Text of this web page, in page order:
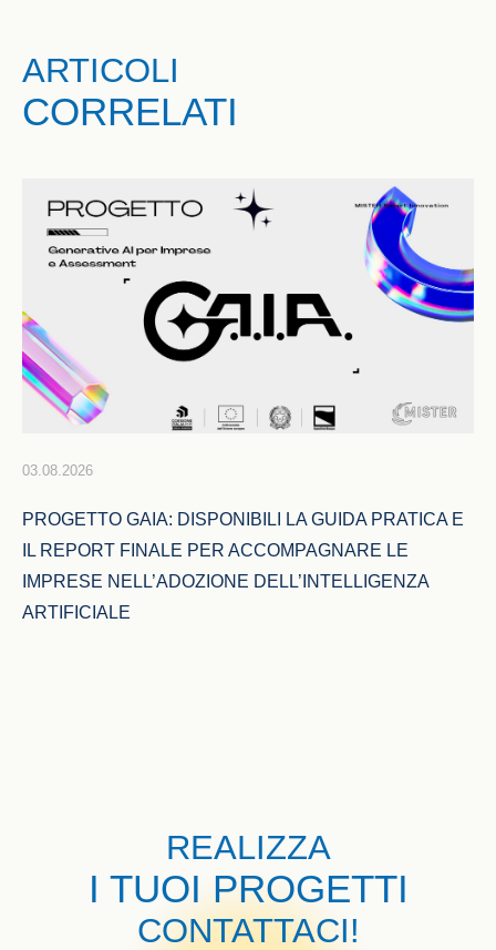
ARTICOLI
CORRELATI
03.08.2026
PROGETTO GAIA: DISPONIBILI LA GUIDA PRATICA E
IL REPORT FINALE PER ACCOMPAGNARE LE
IMPRESE NELL’ADOZIONE DELL’INTELLIGENZA
ARTIFICIALE
REALIZZA
I TUOI PROGETTI
CONTATTACI!